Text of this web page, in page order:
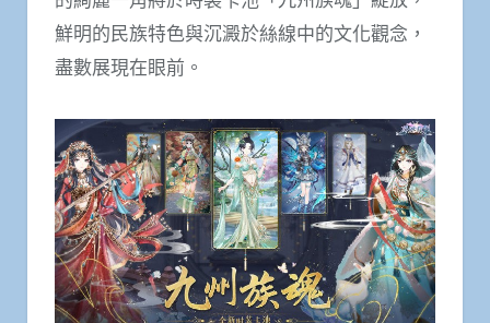
鮮明的民族特色與沉澱於絲線中的文化觀念，
盡數展現在眼前。